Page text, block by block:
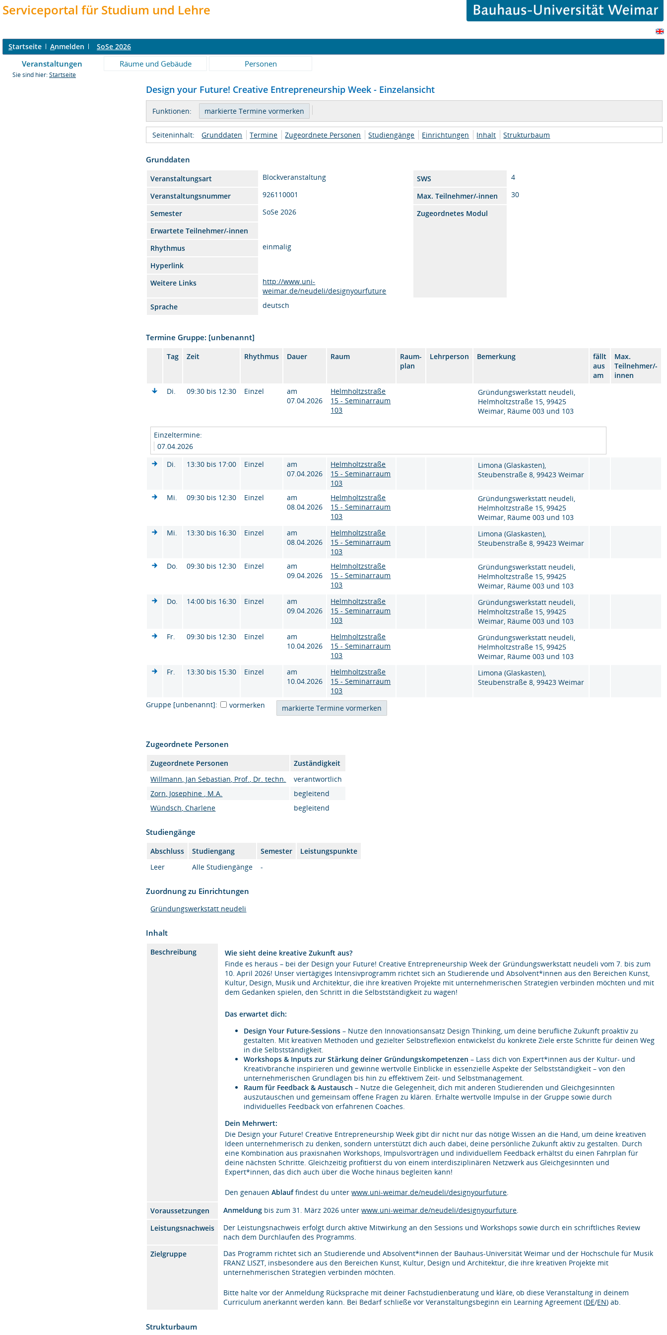
Serviceportal für Studium und Lehre
Startseite Anmelden SoSe 2026
Veranstaltungen Räume und Gebäude Personen
Sie sind hier: Startseite
Design your Future! Creative Entrepreneurship Week - Einzelansicht
Funktionen:
Seiteninhalt: Grunddaten Termine Zugeordnete Personen Studiengänge Einrichtungen Inhalt Strukturbaum
Grunddaten
Veranstaltungsart Blockveranstaltung SWS
4
Veranstaltungsnummer
926110001 Max. Teilnehmer/-innen
30
Semester
SoSe 2026
Zugeordnetes Modul
Erwartete Teilnehmer/-innen
Rhythmus
einmalig
Hyperlink
Weitere Links
http://www.uni-
weimar.de/neudeli/designyourfuture
Sprache
deutsch
Termine Gruppe: [unbenannt]
Tag Zeit Rhythmus Dauer Raum
Raum-
plan
Lehrperson Bemerkung
fällt
aus
am
Max.
Teilnehmer/-
innen
Di.
09:30 bis 12:30 Einzel
am
07.04.2026
Helmholtzstraße
15 - Seminarraum
103
Gründungswerkstatt neudeli,
Helmholtzstraße 15, 99425
Weimar, Räume 003 und 103
Einzeltermine:
07.04.2026
Di.
13:30 bis 17:00 Einzel
am
07.04.2026
Helmholtzstraße
15 - Seminarraum
103
Limona (Glaskasten),
Steubenstraße 8, 99423 Weimar
Mi. 09:30 bis 12:30 Einzel
am
08.04.2026
Helmholtzstraße
15 - Seminarraum
103
Gründungswerkstatt neudeli,
Helmholtzstraße 15, 99425
Weimar, Räume 003 und 103
Mi.
13:30 bis 16:30 Einzel
am
08.04.2026
Helmholtzstraße
15 - Seminarraum
103
Limona (Glaskasten),
Steubenstraße 8, 99423 Weimar
Do. 09:30 bis 12:30 Einzel
am
09.04.2026
Helmholtzstraße
15 - Seminarraum
103
Gründungswerkstatt neudeli,
Helmholtzstraße 15, 99425
Weimar, Räume 003 und 103
Do.
14:00 bis 16:30 Einzel
am
09.04.2026
Helmholtzstraße
15 - Seminarraum
103
Gründungswerkstatt neudeli,
Helmholtzstraße 15, 99425
Weimar, Räume 003 und 103
Fr.
09:30 bis 12:30 Einzel
am
10.04.2026
Helmholtzstraße
15 - Seminarraum
103
Gründungswerkstatt neudeli,
Helmholtzstraße 15, 99425
Weimar, Räume 003 und 103
Fr.
13:30 bis 15:30 Einzel
am
10.04.2026
Helmholtzstraße
15 - Seminarraum
103
Limona (Glaskasten),
Steubenstraße 8, 99423 Weimar
Gruppe [unbenannt]: vormerken
Zugeordnete Personen
Zugeordnete Personen
Zuständigkeit
Willmann, Jan Sebastian, Prof., Dr. techn.
verantwortlich
Zorn, Josephine , M.A.
begleitend
Wündsch, Charlene
begleitend
Studiengänge
Abschluss Studiengang Semester
Leistungspunkte
Leer
Alle Studiengänge -
Zuordnung zu Einrichtungen
Gründungswerkstatt neudeli
Inhalt
Beschreibung
Wie sieht deine kreative Zukunft aus?
Finde es heraus – bei der Design your Future! Creative Entrepreneurship Week der Gründungswerkstatt neudeli vom 7. bis zum
10. April 2026! Unser viertägiges Intensivprogramm richtet sich an Studierende und Absolvent*innen aus den Bereichen Kunst,
Kultur, Design, Musik und Architektur, die ihre kreativen Projekte mit unternehmerischen Strategien verbinden möchten und mit
dem Gedanken spielen, den Schritt in die Selbstständigkeit zu wagen!
Das erwartet dich:
Design Your Future-Sessions – Nutze den Innovationsansatz Design Thinking, um deine berufliche Zukunft proaktiv zu
gestalten. Mit kreativen Methoden und gezielter Selbstreflexion entwickelst du konkrete Ziele erste Schritte für deinen Weg
in die Selbstständigkeit.
Workshops & Inputs zur Stärkung deiner Gründungskompetenzen – Lass dich von Expert*innen aus der Kultur- und
Kreativbranche inspirieren und gewinne wertvolle Einblicke in essenzielle Aspekte der Selbstständigkeit – von den
unternehmerischen Grundlagen bis hin zu effektivem Zeit- und Selbstmanagement.
Raum für Feedback & Austausch – Nutze die Gelegenheit, dich mit anderen Studierenden und Gleichgesinnten
auszutauschen und gemeinsam offene Fragen zu klären. Erhalte wertvolle Impulse in der Gruppe sowie durch
individuelles Feedback von erfahrenen Coaches.
Dein Mehrwert:
Die Design your Future! Creative Entrepreneurship Week gibt dir nicht nur das nötige Wissen an die Hand, um deine kreativen
Ideen unternehmerisch zu denken, sondern unterstützt dich auch dabei, deine persönliche Zukunft aktiv zu gestalten. Durch
eine Kombination aus praxisnahen Workshops, Impulsvorträgen und individuellem Feedback erhältst du einen Fahrplan für
deine nächsten Schritte. Gleichzeitig profitierst du von einem interdisziplinären Netzwerk aus Gleichgesinnten und
Expert*innen, das dich auch über die Woche hinaus begleiten kann!
Den genauenAblauffindest du unterwww.uni-weimar.de/neudeli/designyourfuture
Voraussetzungen
Anmeldung bis zum 31. März 2026 unterwww.uni-weimar.de/neudeli/designyourfuture.
Leistungsnachweis
Der Leistungsnachweis erfolgt durch aktive Mitwirkung an den Sessions und Workshops sowie durch ein schriftliches Review
nach dem Durchlaufen des Programms.
Zielgruppe
Das Programm richtet sich an Studierende und Absolvent*innen der Bauhaus-Universität Weimar und der Hochschule für Musik
FRANZ LISZT, insbesondere aus den Bereichen Kunst, Kultur, Design und Architektur, die ihre kreativen Projekte mit
unternehmerischen Strategien verbinden möchten.
Bitte halte vor der Anmeldung Rücksprache mit deiner Fachstudienberatung und kläre, ob diese Veranstaltung in deinem
Curriculum anerkannt werden kann. Bei Bedarf schließe vor Veranstaltungsbeginn ein Learning Agreement (DE/EN) ab.
Strukturbaum